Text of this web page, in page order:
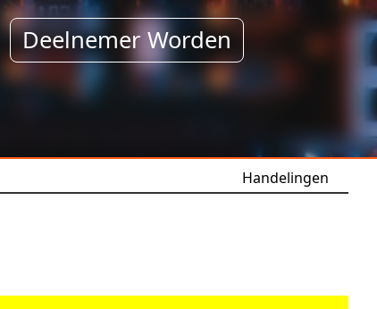
Deelnemer Worden
Handelingen